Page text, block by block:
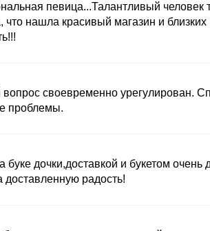
певица...Талантливый человек
что нашла красивый магазин и
своевременно урегулирован.
проблемы.
буке дочки,доставкой и букетом
доставленную радость!